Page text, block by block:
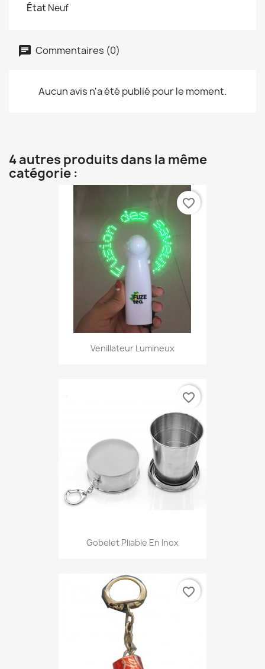
ÉtatNeuf
Commentaires (0)
Aucun avis n'a été publié pour le moment.
4 autres produits dans la même
catégorie :
Venillateur Lumineux
favorite_border
Gobelet Pliable En Inox
favorite_border
favorite_border